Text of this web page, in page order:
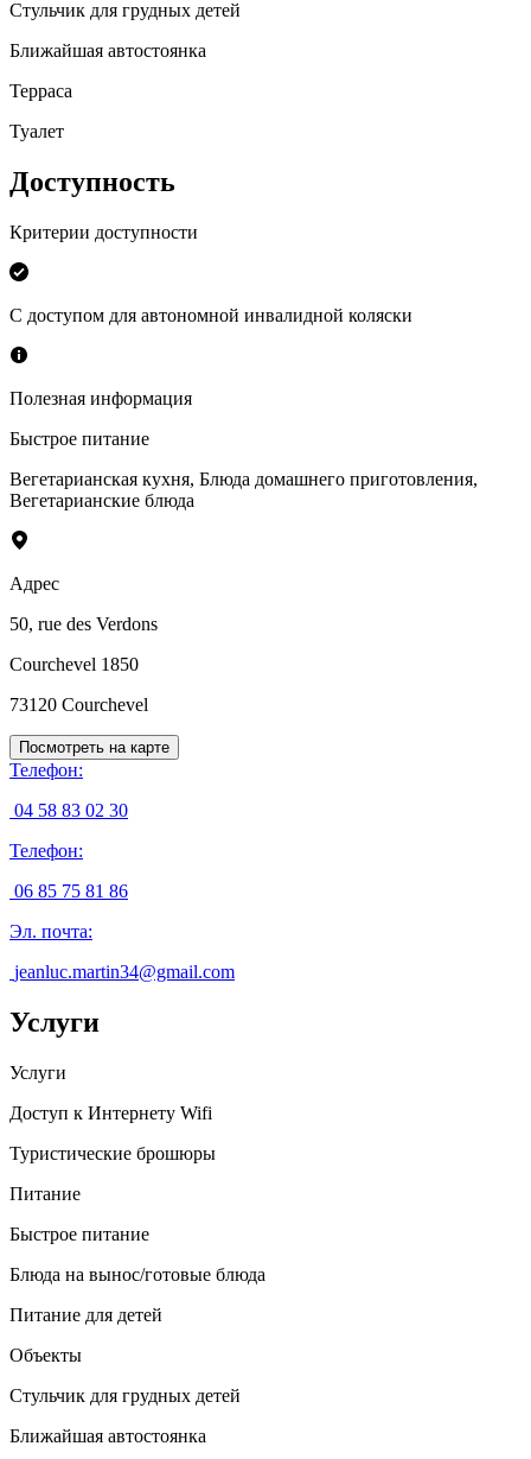
Стульчик для грудных детей
Ближайшая автостоянка
Терраса
Туалет
Доступность
Критерии доступности
С доступом для автономной инвалидной коляски
Полезная информация
Быстрое питание
Вегетарианская кухня, Блюда домашнего приготовления,
Вегетарианские блюда
Адрес
50, rue des Verdons
Courchevel 1850
73120 Courchevel
Посмотреть на карте
Телефон:
04 58 83 02 30
Телефон:
06 85 75 81 86
Эл. почта:
jeanluc.martin34@gmail.com
Услуги
Услуги
Доступ к Интернету Wifi
Туристические брошюры
Питание
Быстрое питание
Блюда на вынос/готовые блюда
Питание для детей
Объекты
Стульчик для грудных детей
Ближайшая автостоянка